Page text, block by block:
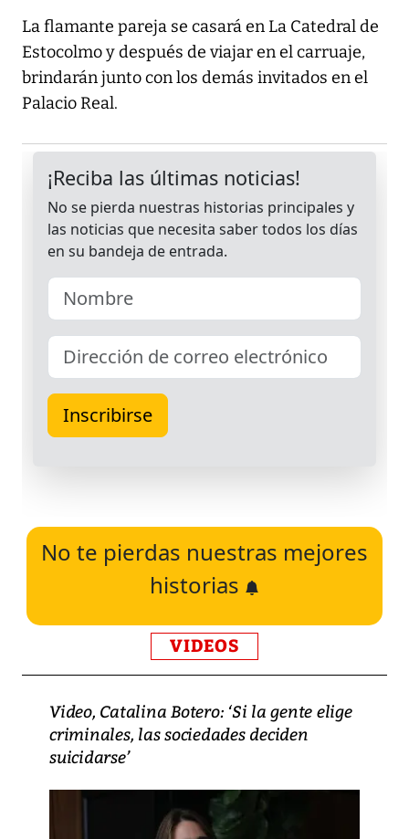
La flamante pareja se casará en La Catedral de
Estocolmo y después de viajar en el carruaje,
brindarán junto con los demás invitados en el
Palacio Real.
No te pierdas nuestras mejores
historias
VIDEOS
Video, Catalina Botero: ‘Si la gente elige
criminales, las sociedades deciden
suicidarse’